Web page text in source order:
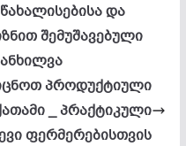
და
შემუშავებული
პროდუქტიული
_ პრაქტიკული
ფერმერებისთვის